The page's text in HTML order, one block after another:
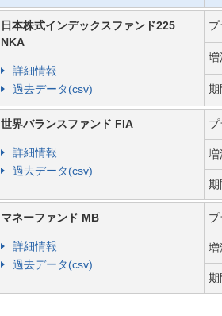
*解約控除対象額は、解約の場合は払込保険料総額
の金額となります。なお、過去に一部解約があっ
この商品にかかる費用の合計額は、「運用期間中
（「年金管理費」）」の合計額となります。また
日本株式インデックスファンド225
NKA
詳細情報
過去データ(csv)
プ
増
期
世界バランスファンド FIA
詳細情報
過去データ(csv)
プ
増
期
マネーファンド MB
詳細情報
過去データ(csv)
プ
増
期